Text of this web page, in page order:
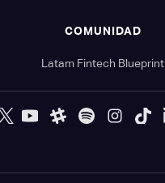
COMUNIDAD
Latam Fintech Blueprint